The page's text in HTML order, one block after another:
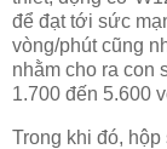
để đạt tới sức
vòng/phút cũng
nhằm cho ra con
1.700 đến 5.600
Trong khi đó,